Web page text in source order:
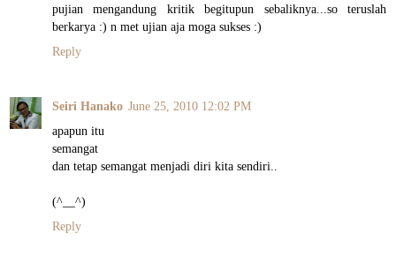
pujian mengandung kritik begitupun sebaliknya...so teruslah
berkarya :) n met ujian aja moga sukses :)
Reply
Seiri Hanako June 25, 2010 12:02 PM
apapun itu
semangat
dan tetap semangat menjadi diri kita sendiri..
(^__^)
Reply